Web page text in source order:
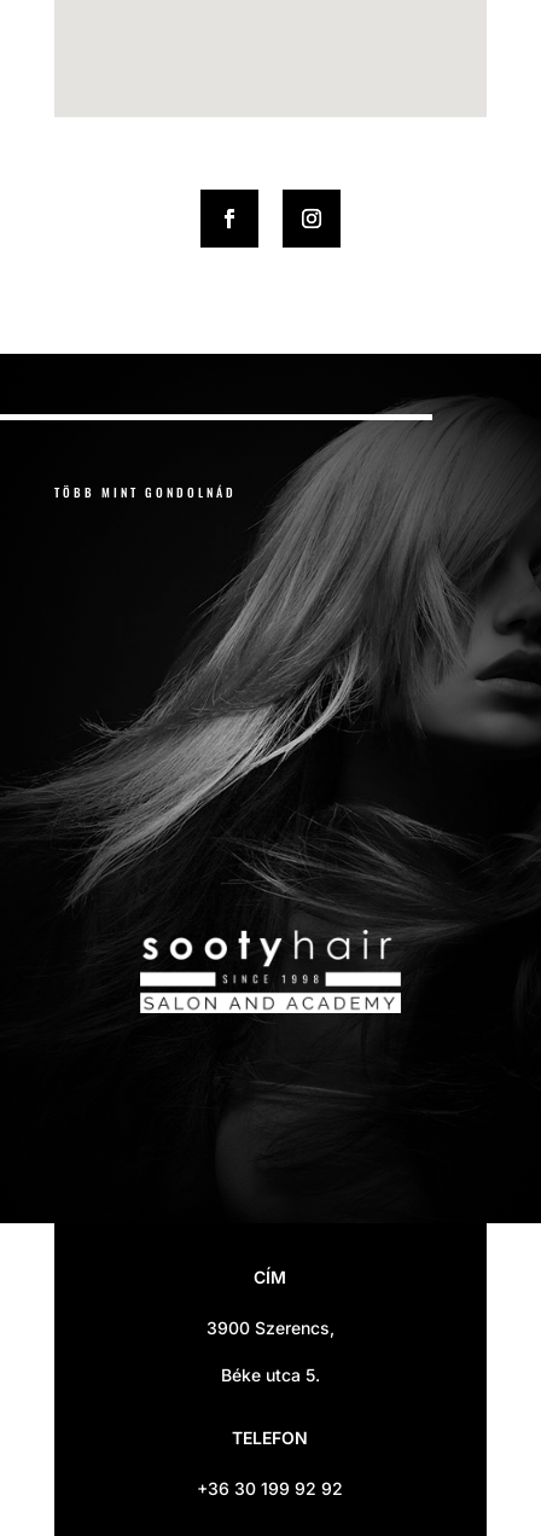
TÖBB MINT GONDOLNÁD
CÍM
3900 Szerencs,
Béke utca 5.
TELEFON
+36 30 199 92 92